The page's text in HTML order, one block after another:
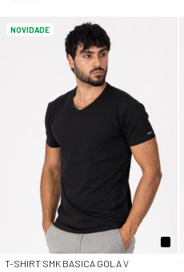
NOVIDADE
T-SHIRT SMK BASICA GOLA V